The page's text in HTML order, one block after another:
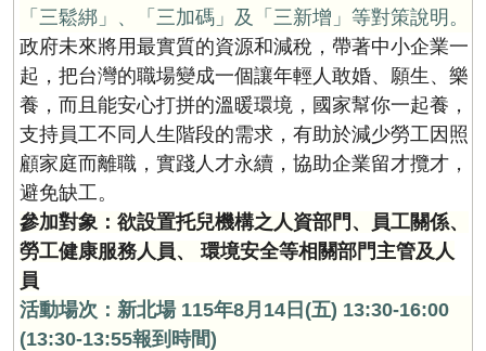
「三鬆綁」、「三加碼」及「三新增」等對策說明。
政府未來將用最實質的資源和減稅，帶著中小企業一
起，把台灣的職場變成一個讓年輕人敢婚、願生、樂
養，而且能安心打拼的溫暖環境， 國家幫你一起養，
支持員工不同人生階段的需求，有助於減少勞工因照
顧家庭而離職，實踐人才永續，協助企業留才攬才，
避免缺工。
參加對象：欲設置托兒機構之人資部門、員工關係、
勞工健康服務人員、 環境安全等相關部門主管及人
員
活動場次：新北場 115年8月14日(五) 13:30-16:00
(13:30-13:55報到時間)